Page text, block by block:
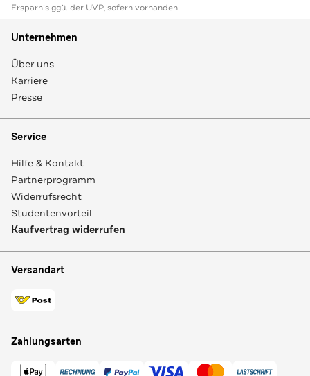
Ersparnis ggü. der UVP, sofern vorhanden
Unternehmen
Über uns
Karriere
Presse
Service
Hilfe & Kontakt
Partnerprogramm
Widerrufsrecht
Studentenvorteil
Kaufvertrag widerrufen
Versandart
Zahlungsarten